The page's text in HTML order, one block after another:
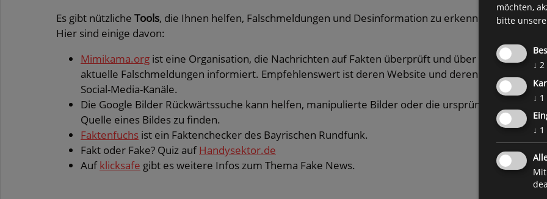
Es gibt nützliche Tools, die Ihnen helfen, Falschmeldungen und Desinformation zu erkennen.
Hier sind einige davon:
Mimikama.org ist eine Organisation, die Nachrichten auf Fakten überprüft und über
aktuelle Falschmeldungen informiert. Empfehlenswert ist deren Website und deren
Social-Media-Kanäle.
Die Google Bilder Rückwärtssuche kann helfen, manipulierte Bilder oder die ursprüngliche
Quelle eines Bildes zu finden.
Faktenfuchs ist ein Faktenchecker des Bayrischen Rundfunk.
Fakt oder Fake? Quiz aufHandysektor.de
Aufklicksafe gibt es weitere Infos zum Thema Fake News.
möchten,
bitte
↓ 2
↓ 1
↓ 1